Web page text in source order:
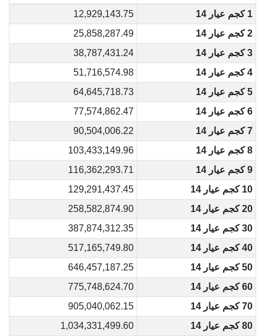
1 كجم عيار 14
12,929,143.75
2 كجم عيار 14
25,858,287.49
3 كجم عيار 14
38,787,431.24
4 كجم عيار 14
51,716,574.98
5 كجم عيار 14
64,645,718.73
6 كجم عيار 14
77,574,862.47
7 كجم عيار 14
90,504,006.22
8 كجم عيار 14
103,433,149.96
9 كجم عيار 14
116,362,293.71
10 كجم عيار 14
129,291,437.45
20 كجم عيار 14
258,582,874.90
30 كجم عيار 14
387,874,312.35
40 كجم عيار 14
517,165,749.80
50 كجم عيار 14
646,457,187.25
60 كجم عيار 14
775,748,624.70
70 كجم عيار 14
905,040,062.15
80 كجم عيار 14
1,034,331,499.60